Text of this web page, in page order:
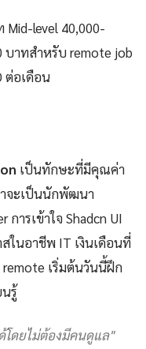
Mid-level 40,000-
บาทสำหรับ remote job
ต่อเดือน
เป็นทักษะที่มีคุณค่า
าจะเป็นนักพัฒนา
การเข้าใจ Shadcn UI
สในอาชีพ IT เงินเดือนที่
remote เริ่มต้นวันนี้ฝึก
รู้
ดยไม่ต้องมีคนดูแล"